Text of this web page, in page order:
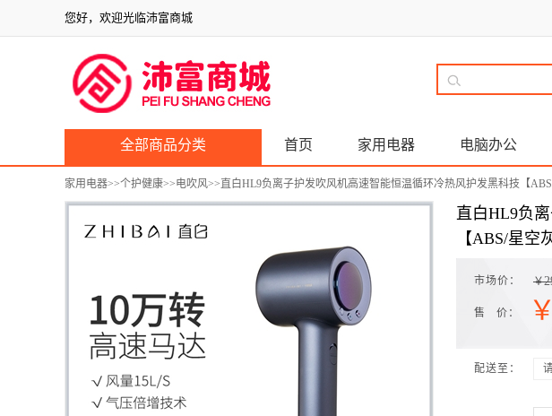
您好，欢迎光临沛富商城
全部商品分类 首页 家用电器 电脑办公
家用电器>>个护健康>>电吹风>>直白HL9负离子护发吹风机高速智能恒温循环冷热风护发黑科技【ABS/
直白HL9负
【ABS/星空
市场价： ￥
售 价： ￥
配送至：